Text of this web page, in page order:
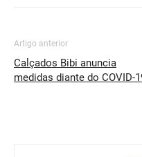
Artigo anterior
Calçados Bibi anuncia
medidas diante do COVID-